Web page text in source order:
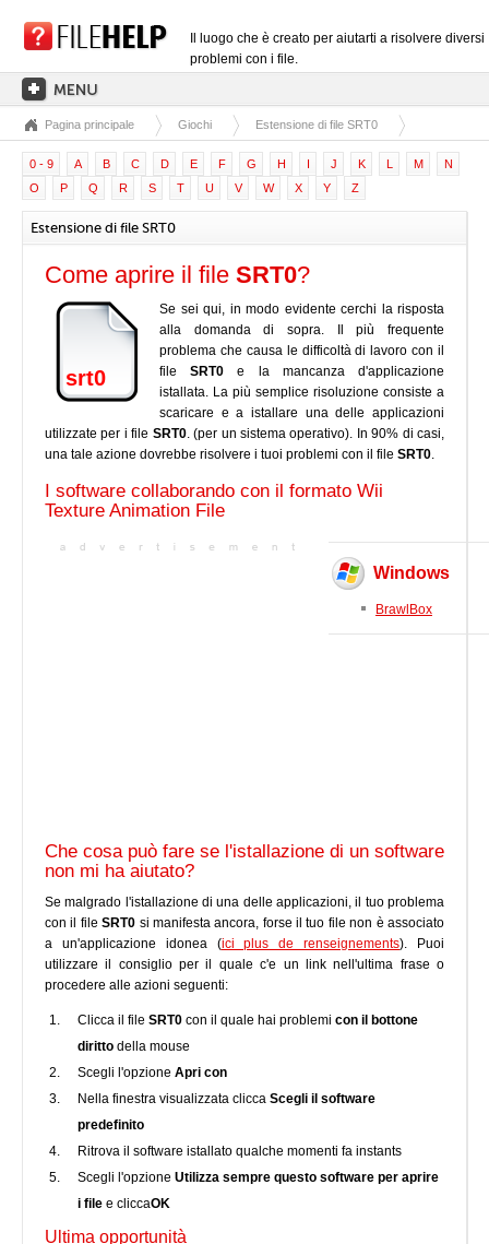
Il luogo che è creato per aiutarti a risolvere diversi
problemi con i file.
PAGINA PRINCIPALE
CATEGORIE DELLE ESTENSIONI
CATEGORIE DEI DRIVER
FILE DLL
CONVERSIONI DI FILE
SOFTWARE
Pagina principale Giochi Estensione di file SRT0
0 - 9 A B C D E F G H I J K L M
N
O
P Q R S T U V W X Y Z
Estensione di file SRT0
Come aprire il file SRT0?
srt0
Se sei qui, in modo evidente cerchi la risposta
alla domanda di sopra. Il più frequente
problema che causa le difficoltà di lavoro con il
fileSRT0 e la mancanza d'applicazione
istallata. La più semplice risoluzione consiste a
scaricare e a istallare una delle applicazioni
utilizzate per i file SRT0. (per un sistema operativo). In 90% di casi,
una tale azione dovrebbe risolvere i tuoi problemi con il file SRT0.
I software collaborando con il formato Wii
Texture Animation File
Windows
BrawlBox
Che cosa può fare se l'istallazione di un software
non mi ha aiutato?
Se malgrado l'istallazione di una delle applicazioni, il tuo problema
con il fileSRT0 si manifesta ancora, forse il tuo file non è associato
a un'applicazione idonea (ici plus de renseignements). Puoi
utilizzare il consiglio per il quale c'e un link nell'ultima frase o
procedere alle azioni seguenti:
Clicca il file SRT0 con il quale hai problemi con il bottone
diritto della mouse
Scegli l'opzione Apri con
Nella finestra visualizzata clicca Scegli il software
predefinito
Ritrova il software istallato qualche momenti fa instants
Scegli l'opzione Utilizza sempre questo software per aprire
i file e cliccaOK
Ultima opportunità